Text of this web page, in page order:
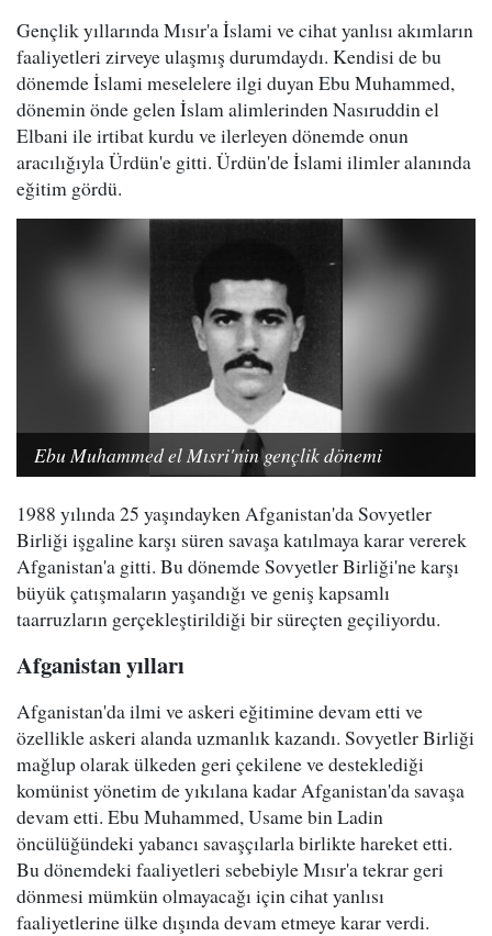
Gençlik yıllarında Mısır'a İslami ve cihat yanlısı akımların
faaliyetleri zirveye ulaşmış durumdaydı. Kendisi de bu
dönemde İslami meselelere ilgi duyan Ebu Muhammed,
dönemin önde gelen İslam alimlerinden Nasıruddin el
Elbani ile irtibat kurdu ve ilerleyen dönemde onun
aracılığıyla Ürdün'e gitti. Ürdün'de İslami ilimler alanında
eğitim gördü.
Ebu Muhammed el Mısri'nin gençlik dönemi
1988 yılında 25 yaşındayken Afganistan'da Sovyetler
Birliği işgaline karşı süren savaşa katılmaya karar vererek
Afganistan'a gitti. Bu dönemde Sovyetler Birliği'ne karşı
büyük çatışmaların yaşandığı ve geniş kapsamlı
taarruzların gerçekleştirildiği bir süreçten geçiliyordu.
Afganistan yılları
Afganistan'da ilmi ve askeri eğitimine devam etti ve
özellikle askeri alanda uzmanlık kazandı. Sovyetler Birliği
mağlup olarak ülkeden geri çekilene ve desteklediği
komünist yönetim de yıkılana kadar Afganistan'da savaşa
devam etti. Ebu Muhammed, Usame bin Ladin
öncülüğündeki yabancı savaşçılarla birlikte hareket etti.
Bu dönemdeki faaliyetleri sebebiyle Mısır'a tekrar geri
dönmesi mümkün olmayacağı için cihat yanlısı
faaliyetlerine ülke dışında devam etmeye karar verdi.